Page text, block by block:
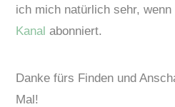
ich mich natürlich sehr,
Kanal abonniert.
Danke fürs Finden und
Mal!